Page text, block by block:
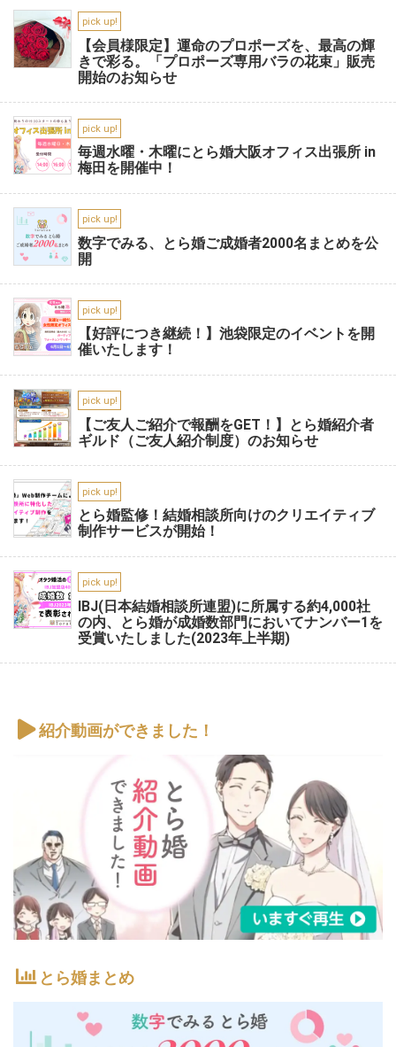
pick up!
【会員様限定】運命のプロポーズを、最高の輝
きで彩る。「プロポーズ専用バラの花束」販売
開始のお知らせ
pick up!
毎週水曜・木曜にとら婚大阪オフィス出張所 in
梅田を開催中！
pick up!
数字でみる、とら婚ご成婚者2000名まとめを公
開
pick up!
【好評につき継続！】池袋限定のイベントを開
催いたします！
pick up!
【ご友人ご紹介で報酬をGET！】とら婚紹介者
ギルド（ご友人紹介制度）のお知らせ
pick up!
とら婚監修！結婚相談所向けのクリエイティブ
制作サービスが開始！
pick up!
IBJ(日本結婚相談所連盟)に所属する約4,000社
の内、とら婚が成婚数部門においてナンバー1を
受賞いたしました(2023年上半期)
紹介動画ができました！
とら婚まとめ